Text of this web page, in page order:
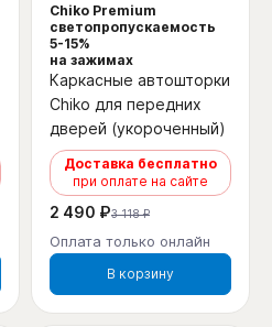
Chiko Premium
светопропускаемость
5-15%
на зажимах
Каркасные автошторки
Chiko для передних
дверей (укороченный)
Доставка бесплатно
при оплате на сайте
2 490 ₽3 118 ₽
Оплата только онлайн
В корзину